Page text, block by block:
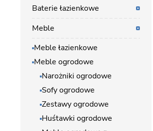
Baterie łazienkowe
Meble
Meble łazienkowe
Meble ogrodowe
Narożniki ogrodowe
Sofy ogrodowe
Zestawy ogrodowe
Huśtawki ogrodowe